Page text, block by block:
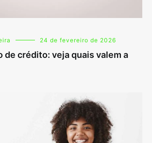
24 de fevereiro de 2026
de crédito: veja quais valem a